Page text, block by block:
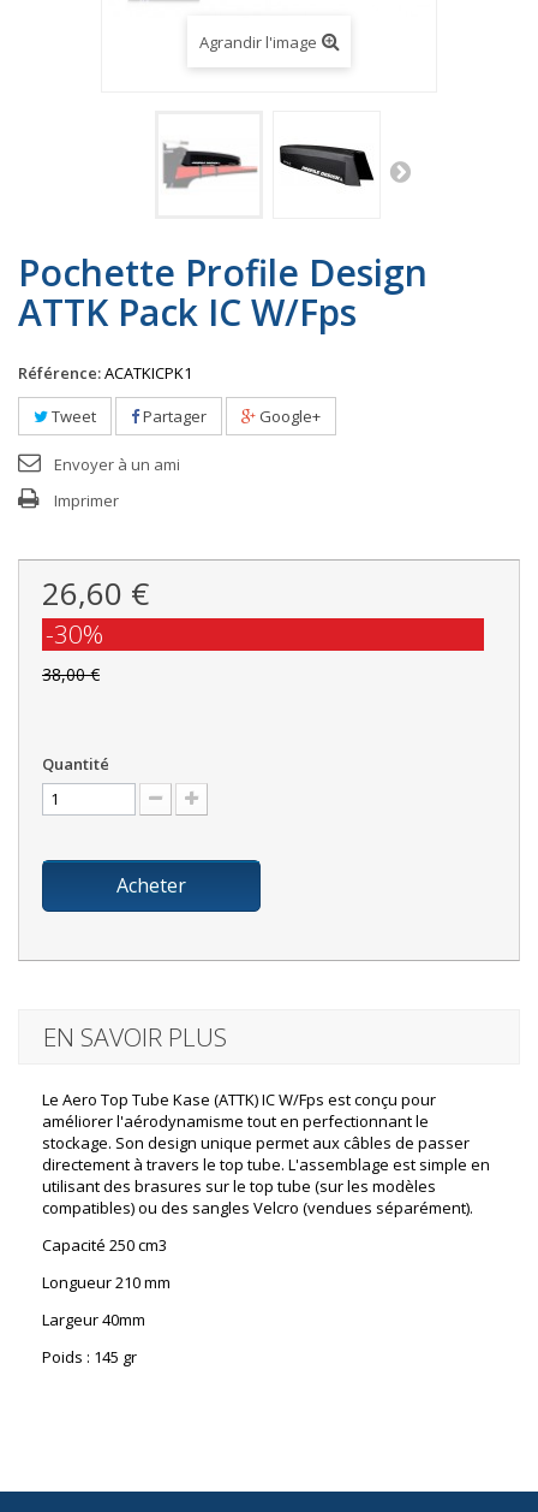
Agrandir l'image
Pochette Profile Design
ATTK Pack IC W/Fps
Référence:ACATKICPK1
Tweet
Partager Google+
Envoyer à un ami
Imprimer
26,60 €
-30%
38,00 €
Quantité
Acheter
EN SAVOIR PLUS
Le Aero Top Tube Kase (ATTK) IC W/Fps est conçu pour
améliorer l'aérodynamisme tout en perfectionnant le
stockage. Son design unique permet aux câbles de passer
directement à travers le top tube. L'assemblage est simple en
utilisant des brasures sur le top tube (sur les modèles
compatibles) ou des sangles Velcro (vendues séparément).
Capacité 250 cm3
Longueur 210 mm
Largeur 40mm
Poids : 145 gr